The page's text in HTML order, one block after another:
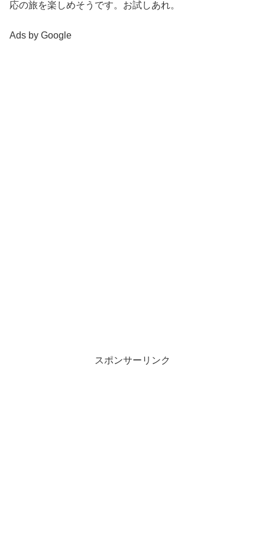
応の旅を楽しめそうです。お試しあれ。
Ads by Google
スポンサーリンク